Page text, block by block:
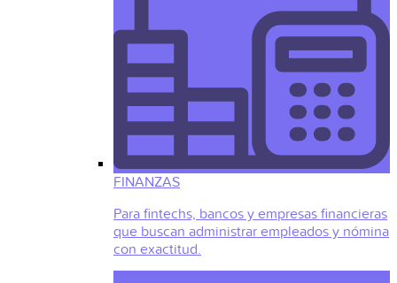
FINANZAS
Para fintechs, bancos y empresas financieras
que buscan administrar empleados y nómina
con exactitud.